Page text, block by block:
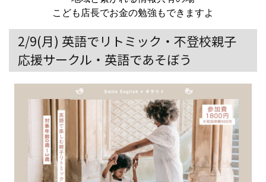
こども店長でお金の勉強もできますよ
2/9(月) 英語でリトミック・不登校親子
応援サークル・英語であそぼう